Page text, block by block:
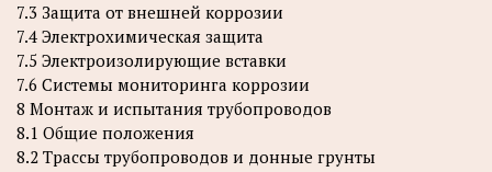
7.3 Защита от внешней коррозии
7.4 Электрохимическая защита
7.5 Электроизолирующие вставки
7.6 Системы мониторинга коррозии
8 Монтаж и испытания трубопроводов
8.1 Общие положения
8.2 Трассы трубопроводов и донные грунты